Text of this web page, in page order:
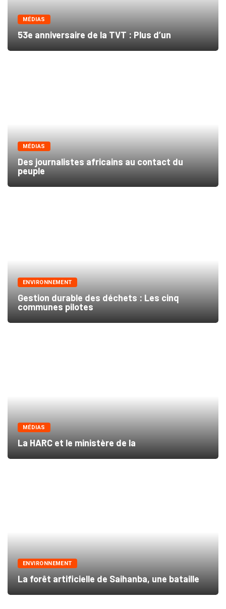
MÉDIAS
53e anniversaire de la TVT : Plus d’un
MÉDIAS
Des journalistes africains au contact du
peuple
ENVIRONNEMENT
Gestion durable des déchets : Les cinq
communes pilotes
MÉDIAS
La HARC et le ministère de la
ENVIRONNEMENT
La forêt artificielle de Saihanba, une bataille